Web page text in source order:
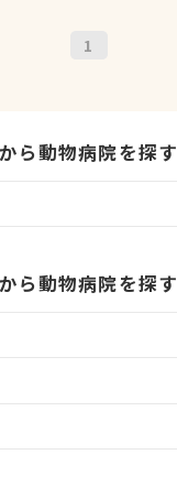
1
ら動物病院を探す
ら動物病院を探す